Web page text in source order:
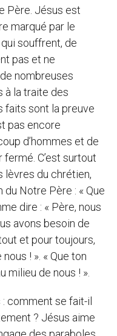
Père. Jésus est
marqué par le
souffrent, de
pas et ne
nombreuses
à la traite des
faits sont la preuve
pas encore
d’hommes et de
C’est surtout
lèvres du chrétien,
Notre Père : « Que
dire : « Père, nous
avons besoin de
et pour toujours,
! ». « Que ton
milieu de nous ! ».
: comment se fait-il
? Jésus aime